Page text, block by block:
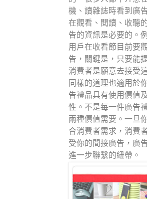
機、讀雜誌時看到廣
在觀看、閱讀、收聽
告的資訊是必要的。
用戶在收看節目前要
告，關鍵是，只要能
消費者是願意去接受
同樣的道理也適用於
告禮品具有使用價值
性。不是每一件廣告
兩種價值需要。一旦
合消費者需求，消費
受你的間接廣告，廣
進一步聯繫的紐帶。